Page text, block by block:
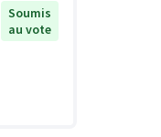
Soumis
au vote